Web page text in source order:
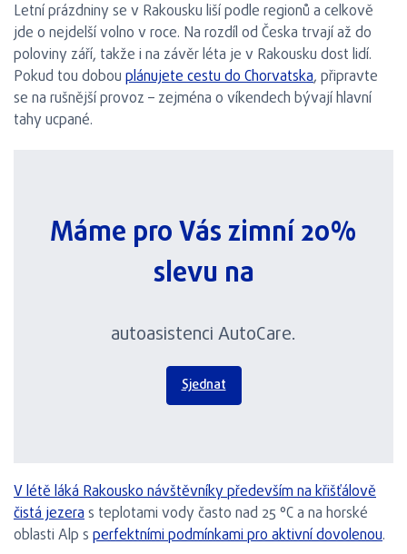
Letní prázdniny se v Rakousku liší podle regionů a celkově
jde o nejdelší volno v roce. Na rozdíl od Česka trvají až do
poloviny září, takže i na závěr léta je v Rakousku dost lidí.
Pokud tou dobou plánujete cestu do Chorvatska, připravte
se na rušnější provoz – zejména o víkendech bývají hlavní
tahy ucpané.
Máme pro Vás zimní 20%
slevu na
autoasistenci AutoCare.
Sjednat
V létě láká Rakousko návštěvníky především na křišťálově
čistá jezeras teplotami vody často nad 25 °C a na horské
oblasti Alp s perfektními podmínkami pro aktivní dovolenou.